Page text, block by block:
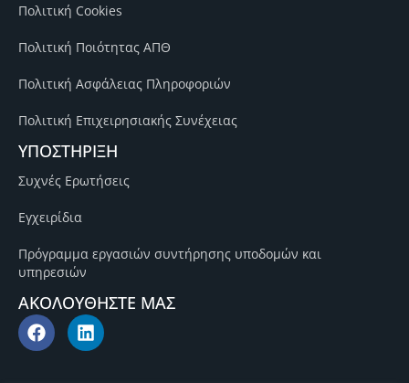
Πολιτική Cookies
Πολιτική Ποιότητας ΑΠΘ
Πολιτική Ασφάλειας Πληροφοριών
Πολιτική Επιχειρησιακής Συνέχειας
ΥΠΟΣΤΗΡΙΞΗ
Συχνές Ερωτήσεις
Εγχειρίδια
Πρόγραμμα εργασιών συντήρησης υποδομών και
υπηρεσιών
ΑΚΟΛΟΥΘΗΣΤΕ ΜΑΣ